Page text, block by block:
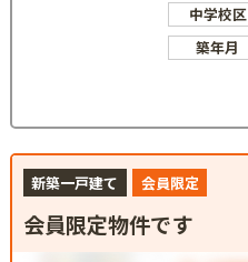
中学校区
築年月
新築一戸建て 会員限定
会員限定物件です